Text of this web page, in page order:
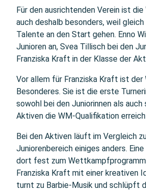
Für den ausrichtenden Verein ist
auch deshalb besonders, weil
Talente an den Start gehen. Enno
Junioren an, Svea Tillisch bei den
Franziska Kraft in der Klasse der
Vor allem für Franziska Kraft ist
Besonderes. Sie ist die erste
sowohl bei den Juniorinnen als
Aktiven die WM-Qualifikation
Bei den Aktiven läuft im Vergleich
Juniorenbereich einiges anders.
dort fest zum
Franziska Kraft mit einer kreativen
turnt zu Barbie-Musik und schlüpft